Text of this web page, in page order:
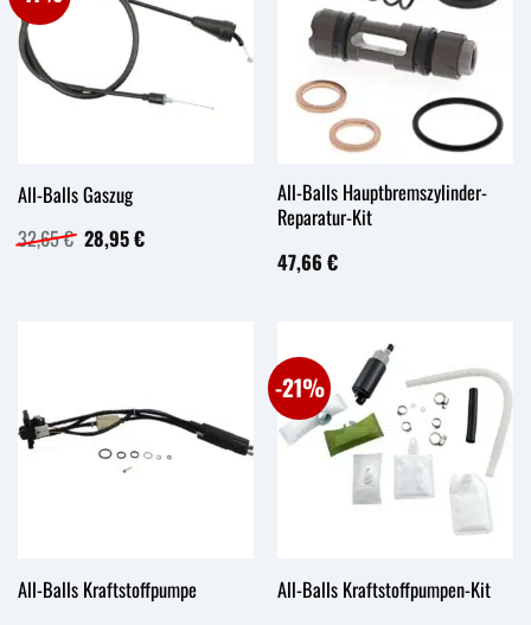
All-Balls Gaszug
32,65€ Ursprünglicher
Preis
28,95€Aktueller
Preis
All-Balls Hauptbremszylinder-
Reparatur-Kit
47,66 €
All-Balls Kraftstoffpumpe
-21%
All-Balls Kraftstoffpumpen-Kit